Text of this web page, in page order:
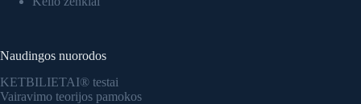
Naudingos nuorodos
KETBILIETAI® testai
Vairavimo teorijos pamokos